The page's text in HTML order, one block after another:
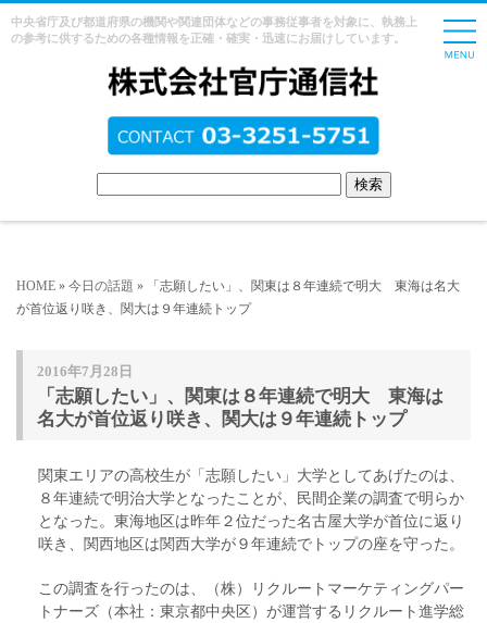
中央省庁及び都道府県の機関や関連団体などの事務従事者を対象に、執務上
の参考に供するための各種情報を正確・確実・迅速にお届けしています。
HOME » 今日の話題 » 「志願したい」、関東は８年連続で明大 東海は名大
が首位返り咲き、関大は９年連続トップ
2016年7月28日
「志願したい」、関東は８年連続で明大 東海は
名大が首位返り咲き、関大は９年連続トップ
関東エリアの高校生が「志願したい」大学としてあげたのは、
８年連続で明治大学となったことが、民間企業の調査で明らか
となった。東海地区は昨年２位だった名古屋大学が首位に返り
咲き、関西地区は関西大学が９年連続でトップの座を守った。
この調査を行ったのは、（株）リクルートマーケティングパー
トナーズ（本社：東京都中央区）が運営するリクルート進学総